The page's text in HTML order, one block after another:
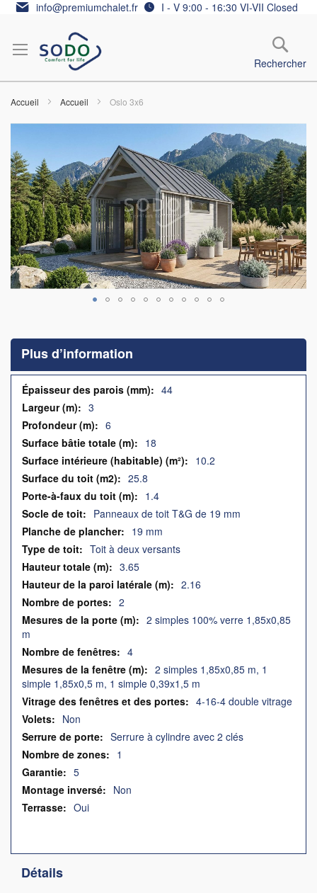
Allez info@premiumchalet.fr I - V 9:00 - 16:30 VI-VII Closed
Rechercher
Accueil Accueil Oslo 3x6
the
end
of
the
images
gallery
the
beginning
of
the
images
gallery
Plus d’information
Plus
d’information
44
3
6
18
10.2
25.8
1.4
Panneaux de toit T&G de 19 mm
19 mm
Toit à deux versants
3.65
2.16
2
2 simples 100% verre 1,85x0,85
m
4
2 simples 1,85x0,85 m, 1
simple 1,85x0,5 m, 1 simple 0,39x1,5 m
4-16-4 double vitrage
Non
Serrure à cylindre avec 2 clés
1
5
Non
Oui
Détails